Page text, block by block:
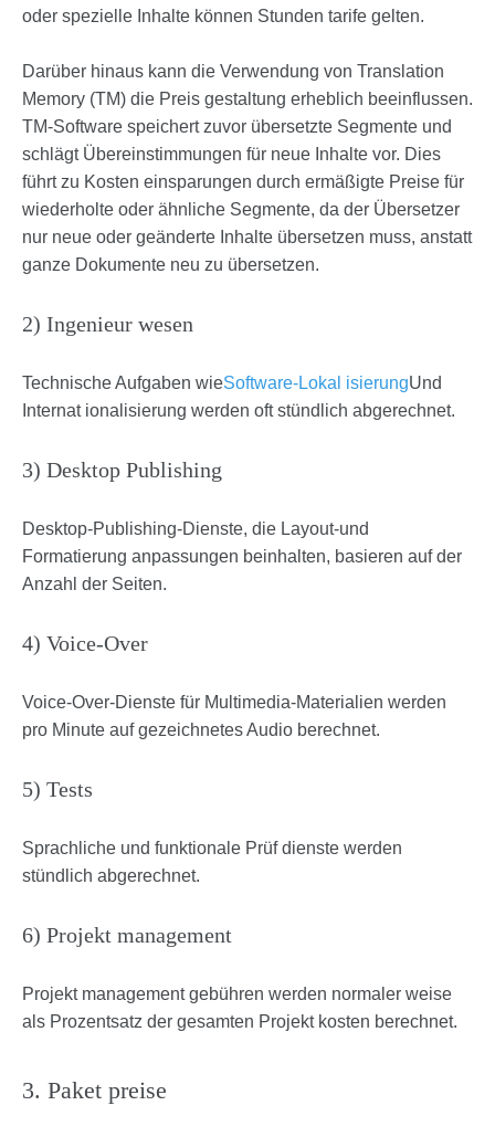
oder spezielle Inhalte können Stunden tarife gelten.
Darüber hinaus kann die Verwendung von Translation
Memory (TM) die Preis gestaltung erheblich beeinflussen.
TM-Software speichert zuvor übersetzte Segmente und
schlägt Übereinstimmungen für neue Inhalte vor. Dies
führt zu Kosten einsparungen durch ermäßigte Preise für
wiederholte oder ähnliche Segmente, da der Übersetzer
nur neue oder geänderte Inhalte übersetzen muss, anstatt
ganze Dokumente neu zu übersetzen.
2) Ingenieur wesen
Technische Aufgaben wieSoftware-Lokal isierungUnd
Internat ionalisierung werden oft stündlich abgerechnet.
3) Desktop Publishing
Desktop-Publishing-Dienste, die Layout-und
Formatierung anpassungen beinhalten, basieren auf der
Anzahl der Seiten.
4) Voice-Over
Voice-Over-Dienste für Multimedia-Materialien werden
pro Minute auf gezeichnetes Audio berechnet.
5) Tests
Sprachliche und funktionale Prüf dienste werden
stündlich abgerechnet.
6) Projekt management
Projekt management gebühren werden normaler weise
als Prozentsatz der gesamten Projekt kosten berechnet.
3. Paket preise